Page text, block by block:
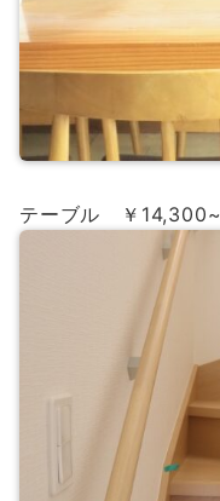
テーブル ￥14,300~